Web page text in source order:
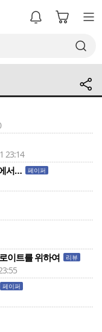
23:14
서… 페이퍼
이트를 위하여 리뷰
페이퍼